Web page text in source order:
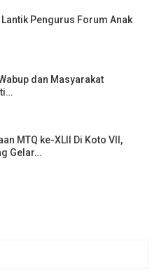
Pengurus Forum Anak
dan Masyarakat
MTQ ke-XLII Di Koto VII,
Gelar…